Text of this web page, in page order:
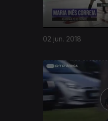
02 jun. 2018
341356